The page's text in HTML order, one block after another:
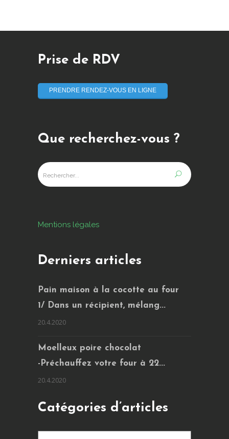
Prise de RDV
PRENDRE RENDEZ-VOUS EN LIGNE
Que recherchez-vous ?
Mentions légales
Derniers articles
Pain maison à la cocotte au four
1/ Dans un récipient, mélang...
20.4.2020
Moelleux poire chocolat
-Préchauffez votre four à 22...
20.4.2020
Catégories d’articles